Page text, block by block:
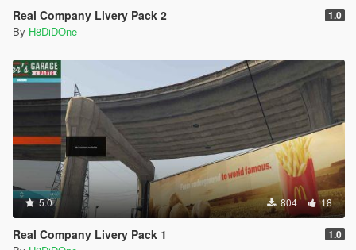
Real Company Livery Pack 2 1.0
By H8DiDOne
5.0 804 18
Real Company Livery Pack 1 1.0